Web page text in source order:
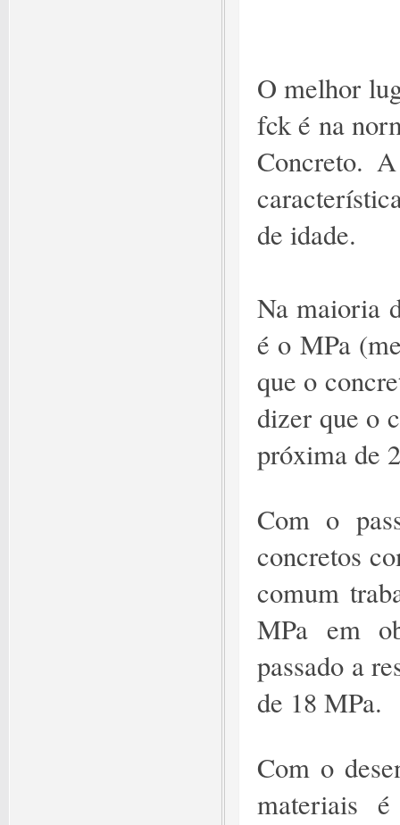
O melhor
fck é na
Concreto.
de idade.
Na maioria
é o MPa
que o
dizer que o
próxima de
Com o
concretos
comum
MPa em
passado a
de 18 MPa.
Com o
materiais